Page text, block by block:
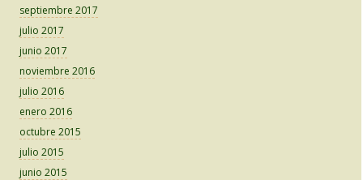
septiembre 2017
julio 2017
junio 2017
noviembre 2016
julio 2016
enero 2016
octubre 2015
julio 2015
junio 2015